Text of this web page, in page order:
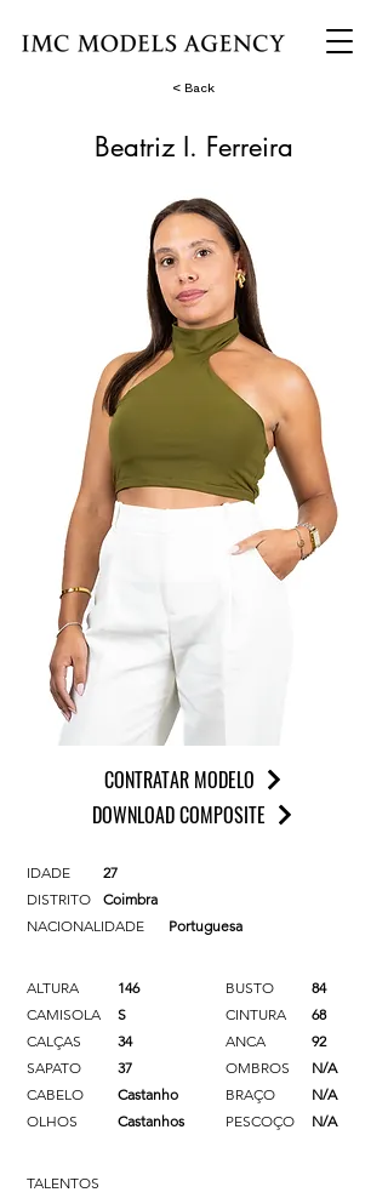
< Back
Beatriz I. Ferreira
CONTRATAR MODELO
DOWNLOAD COMPOSITE
IDADE
27
DISTRITO
Coimbra
NACIONALIDADE
Portuguesa
ALTURA
146
CAMISOLA
S
CALÇAS
34
SAPATO
37
CABELO
Castanho
OLHOS
Castanhos
BUSTO
84
CINTURA
68
ANCA
92
OMBROS
N/A
BRAÇO
N/A
PESCOÇO
N/A
TALENTOS